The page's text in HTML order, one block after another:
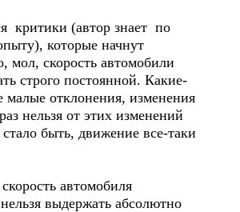
критики (автор знает по
которые начнут
мол, скорость автомобили
строго постоянной. Какие-
малые отклонения, изменения
нельзя от этих изменений
стало быть, движение все-таки
автомобиля
выдержать абсолютно